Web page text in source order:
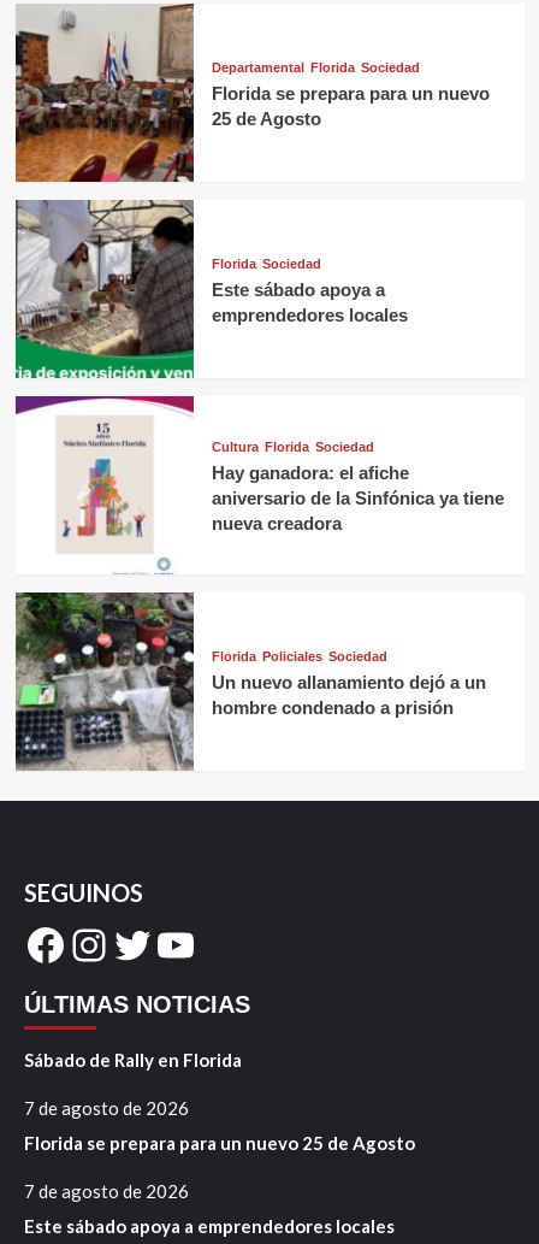
Departamental Florida Sociedad
Florida se prepara para un nuevo
25 de Agosto
Florida Sociedad
Este sábado apoya a
emprendedores locales
Cultura Florida Sociedad
Hay ganadora: el afiche
aniversario de la Sinfónica ya tiene
nueva creadora
Florida Policiales Sociedad
Un nuevo allanamiento dejó a un
hombre condenado a prisión
SEGUINOS
Facebook
Instagram
Twitter
YouTube
ÚLTIMAS NOTICIAS
Sábado de Rally en Florida
7 de agosto de 2026
Florida se prepara para un nuevo 25 de Agosto
7 de agosto de 2026
Este sábado apoya a emprendedores locales